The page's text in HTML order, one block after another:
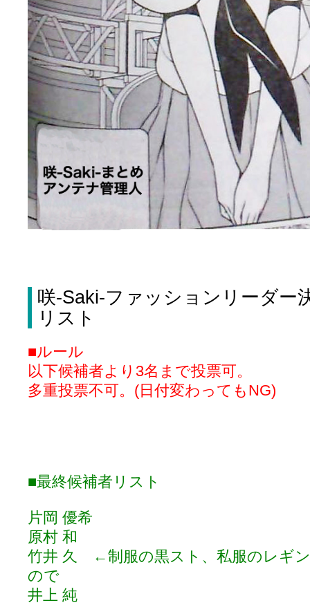
嶺上かいほー - 咲-saki- / (7/1日分)dreamscapeが更新していました
アニメを見ながらダラダラと就活をする - 咲-saki- / はるたんイェイ
白い物置 / 咲-Saki- Best Album ～Anthology～を買いました
らぎこのだらだら日記帳 - 咲 -saki- / 咲アンテナ杯お疲れ様でした(半
考える凡人 / [咲-Saki-]姉帯豊音の能力考察―暦占という仮説― (04:47)
まいるーむ / よく分かる、有珠山高校！（キャラについてひたすら語
プンスコ！ 野依日和！ - 咲-Saki- / 小蒔「渚のあわあわダブリィレイ
Ethanの色々ゆるじゃん不敗神話 - 咲-Saki- / 哲学的に考えてみる園城
幸咲良し / コメ返しその他
(08:27)
咲の仮blog / 和ちゃん (12:02)
もれ日和 / 一ちゃんのフィギュアと聞いたので (08:30)
読んだらそのままトイレで流して / 【今週の末原ちゃん】咲-Saki-
世紀末麻雀ブログ-じゃんキチ！ / 【咲-saki-】穏乃の良さを俺が「あ
すばらな人生 / 全国編終了！ ところで、すばら先輩はどれくらい出
ハッちゃんの四喜和 - 咲-Saki- / 咲-Saki-全国編 第13話 最終回かぁ
音楽と、人生と、 咲-saki-と。 - 咲-Saki- / こっそり休止、こっそり
ぐりーん哩 - 咲-Saki- / ネリー「ネリーはお金が要るの」 (15:00)
花鳥風月 - 咲-Saki- / やえたんイェイ～ (06:09)
咲-Saki-ファッションリーダー
リスト
■ルール
以下候補者より3名まで投票可。
多重投票不可。(日付変わってもNG)
■最終候補者リスト
片岡 優希
原村 和
竹井 久 ←制服の黒スト、私服のレギ
ので
井上 純